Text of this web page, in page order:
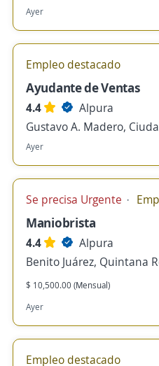
Ayer
Empleo destacado
Ayudante de Ventas
4.4
Alpura
Gustavo A. Madero,
Ayer
Se precisa Urgente
Maniobrista
4.4
Alpura
Benito Juárez, Quintana
$ 10,500.00 (Mensual)
Ayer
Empleo destacado